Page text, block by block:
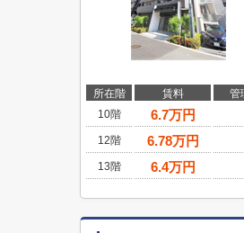
所在階 賃料
管
10階
6.7万円
12階 6.78万円
13階 6.4万円